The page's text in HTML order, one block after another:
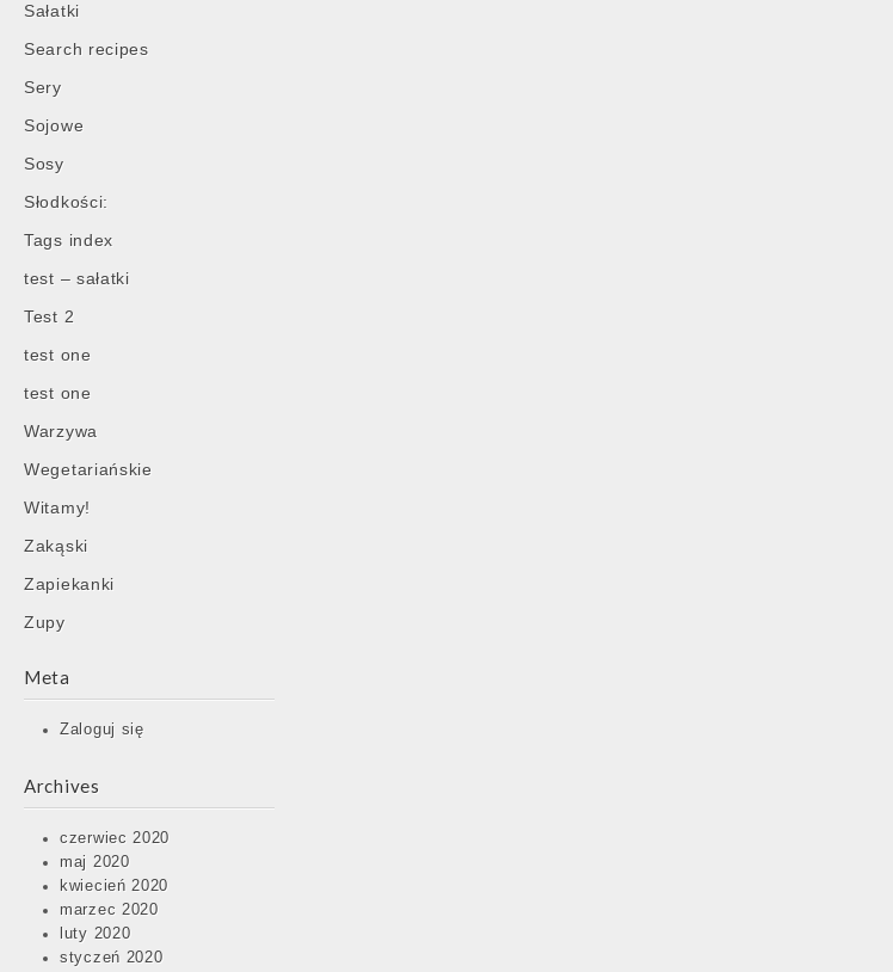
Sałatki
Search recipes
Sery
Sojowe
Sosy
Słodkości:
Tags index
test – sałatki
Test 2
test one
test one
Warzywa
Wegetariańskie
Witamy!
Zakąski
Zapiekanki
Zupy
Meta
Zaloguj się
Archives
czerwiec 2020
maj 2020
kwiecień 2020
marzec 2020
luty 2020
styczeń 2020